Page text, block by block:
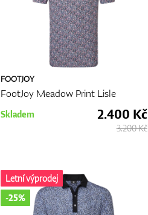
FOOTJOY
FootJoy Meadow Print Lisle
Skladem 2.400 Kč
3.200 Kč
Letní výprodej
-25%